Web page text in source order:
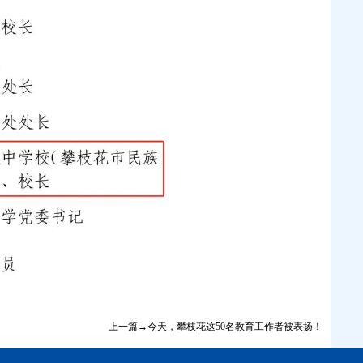
上一篇→今天，攀枝花这50名教育工作者被表扬！